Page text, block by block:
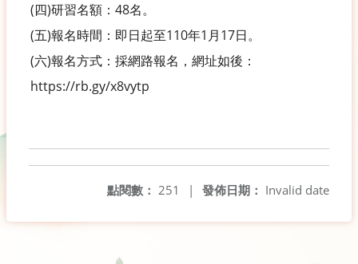
(四)研習名額：48名。
(五)報名時間：即日起至110年1月17日。
(六)報名方式：採網路報名，網址如後：
https://rb.gy/x8vytp
發佈日期： Invalid date
點閱數： 251 |